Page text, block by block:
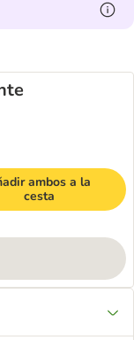
ambos a la
cesta